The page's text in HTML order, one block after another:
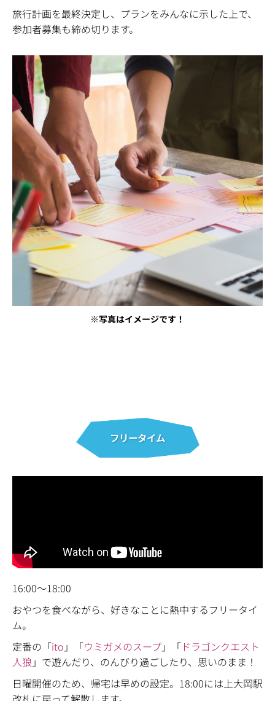
旅行計画を最終決定し、プランをみんなに示した上で、
参加者募集も締め切ります。
※写真はイメージです！
フリータイム
16:00〜18:00
おやつを食べながら、 好きなことに熱中するフリータイ
ム。
定番の「ito 」 「ウミガメのスープ」「 ドラゴンクエスト
人狼 」で遊んだり、のんびり過ごしたり、思いのまま！
日曜開催のため、帰宅は早めの設定。18:00には上大岡駅